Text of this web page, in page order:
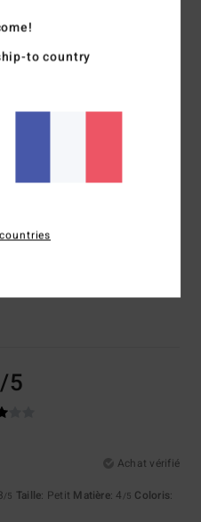
Taille : Taille parfaite
/5
Achat vérifié
/5 Taille: Petit Matière: 4 /5 Coloris:
to country